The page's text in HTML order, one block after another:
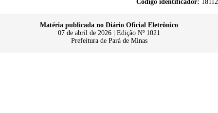
Código identificador: 18112
Matéria publicada no Diário Oficial Eletrônico
07 de abril de 2026 | Edição Nº 1021
Prefeitura de Pará de Minas